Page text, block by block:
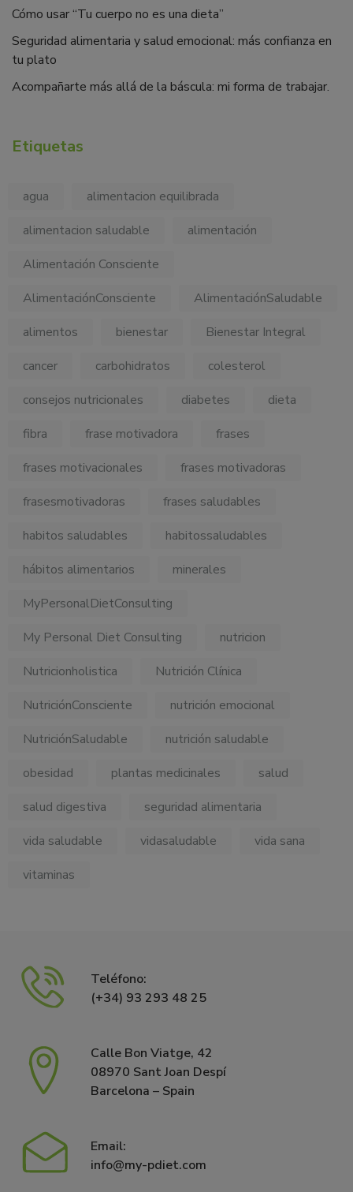
Cómo usar “Tu cuerpo no es una dieta”
Seguridad alimentaria y salud emocional: más confianza en
tu plato
Acompañarte más allá de la báscula: mi forma de trabajar.
Etiquetas
agua
alimentacion equilibrada
alimentacion saludable
alimentación
Alimentación Consciente
AlimentaciónConsciente
AlimentaciónSaludable
alimentos
bienestar
Bienestar Integral
cancer
carbohidratos
colesterol
consejos nutricionales
diabetes
dieta
fibra
frase motivadora
frases
frases motivacionales
frases motivadoras
frasesmotivadoras
frases saludables
habitos saludables
habitossaludables
hábitos alimentarios
minerales
MyPersonalDietConsulting
My Personal Diet Consulting
nutricion
Nutricionholistica
Nutrición Clínica
NutriciónConsciente
nutrición emocional
NutriciónSaludable
nutrición saludable
obesidad
plantas medicinales
salud
salud digestiva
seguridad alimentaria
vida saludable
vidasaludable
vida sana
vitaminas
Teléfono:
(+34) 93 293 48 25
Calle Bon Viatge, 42
08970 Sant Joan Despí
Barcelona – Spain
Email:
info@my-pdiet.com